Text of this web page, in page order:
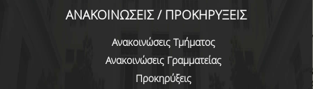
ΑΝΑΚΟΙΝΩΣΕΙΣ / ΠΡΟΚΗΡΥΞΕΙΣ
Ανακοινώσεις Τμήματος
Ανακοινώσεις Γραμματείας
Προκηρύξεις